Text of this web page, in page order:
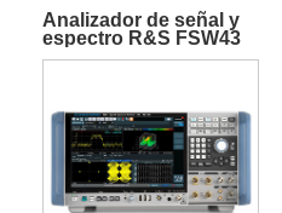
Analizador de señal y
espectro R&S FSW43